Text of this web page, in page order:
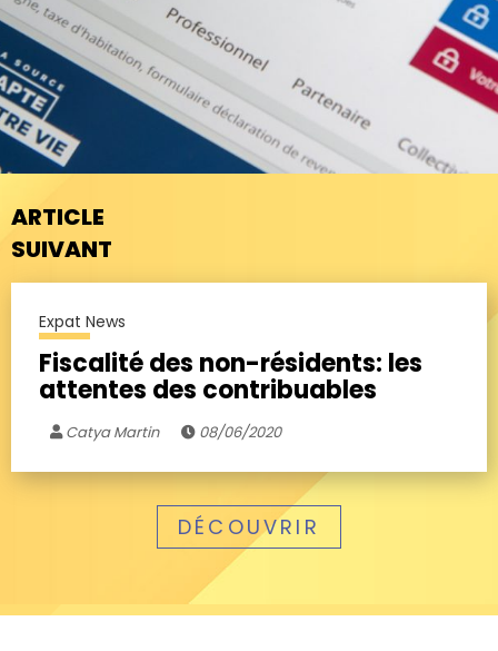
ARTICLE
SUIVANT
Expat News
Fiscalité des non-résidents: les
attentes des contribuables
Catya Martin 08/06/2020
DÉCOUVRIR